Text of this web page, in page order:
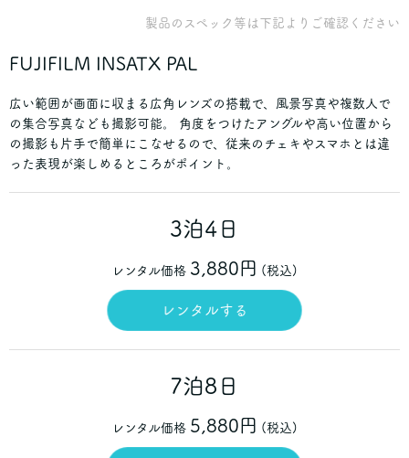
製品のスペック等は下記よりご確認ください
FUJIFILM INSATX PAL
広い範囲が画面に収まる広角レンズの搭載で、風景写真や複数人で
の集合写真なども撮影可能。 角度をつけたアングルや高い位置から
の撮影も片手で簡単にこなせるので、従来のチェキやスマホとは違
った表現が楽しめるところがポイント。
3泊4日
レンタル価格 3,880円 (税込)
レンタルする
7泊8日
レンタル価格 5,880円 (税込)